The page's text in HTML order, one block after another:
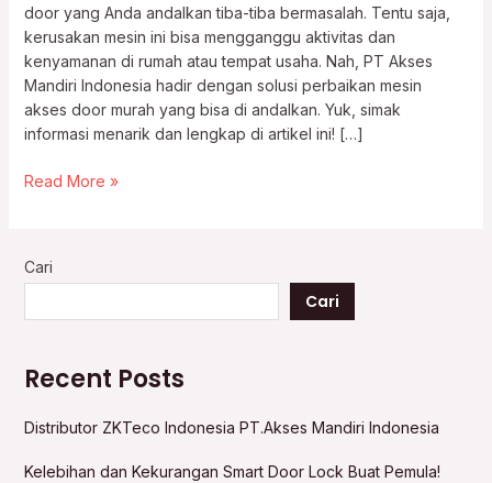
door yang Anda andalkan tiba-tiba bermasalah. Tentu saja,
kerusakan mesin ini bisa mengganggu aktivitas dan
kenyamanan di rumah atau tempat usaha. Nah, PT Akses
Mandiri Indonesia hadir dengan solusi perbaikan mesin
akses door murah yang bisa di andalkan. Yuk, simak
informasi menarik dan lengkap di artikel ini! […]
Read More »
Cari
Cari
Recent Posts
Distributor ZKTeco Indonesia PT.Akses Mandiri Indonesia
Kelebihan dan Kekurangan Smart Door Lock Buat Pemula!